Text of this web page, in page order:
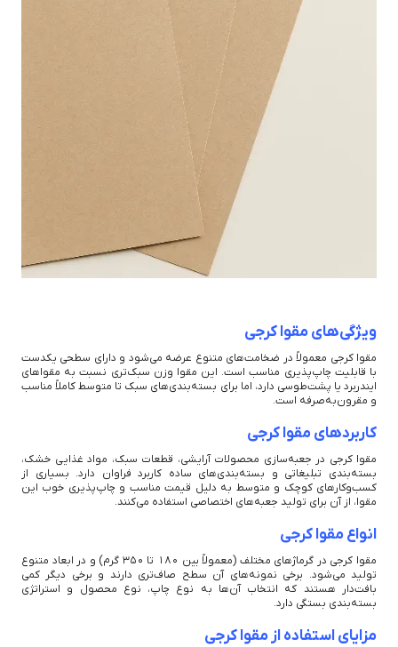
ویژگی‌های مقوا کرجی
مقوا کرجی معمولاً در ضخامت‌های متنوع عرضه می‌شود و دارای سطحی یکدست
با قابلیت چاپ‌پذیری مناسب است. این مقوا وزن سبک‌تری نسبت به مقواهای
ایندربرد یا پشت‌طوسی دارد، اما برای بسته‌بندی‌های سبک تا متوسط کاملاً مناسب
و مقرون‌به‌صرفه است.
کاربردهای مقوا کرجی
مقوا کرجی در جعبه‌سازی محصولات آرایشی، قطعات سبک، مواد غذایی خشک،
بسته‌بندی تبلیغاتی و بسته‌بندی‌های ساده کاربرد فراوان دارد. بسیاری از
کسب‌وکارهای کوچک و متوسط به دلیل قیمت مناسب و چاپ‌پذیری خوب این
مقوا، از آن برای تولید جعبه‌های اختصاصی استفاده می‌کنند.
انواع مقوا کرجی
مقوا کرجی در گرماژهای مختلف (معمولاً بین ۱۸۰ تا ۳۵۰ گرم) و در ابعاد متنوع
تولید می‌شود. برخی نمونه‌های آن سطح صاف‌تری دارند و برخی دیگر کمی
بافت‌دار هستند که انتخاب آن‌ها به نوع چاپ، نوع محصول و استراتژی
بسته‌بندی بستگی دارد.
مزایای استفاده از مقوا کرجی